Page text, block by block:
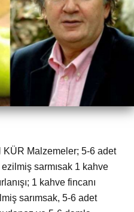
Malzemeler; 5-6 adet
sarmısak 1 kahve
1 kahve fincanı
sarımsak, 5-6 adet